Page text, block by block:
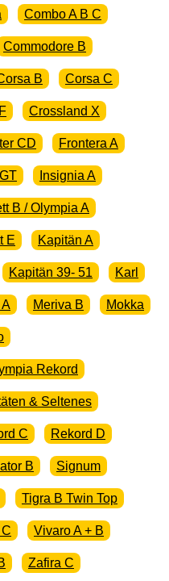
Combo A B C
Commodore B
B Corsa C
Crossland X
CD Frontera A
GT Insignia A
B / Olympia A
E Kapitän A
Kapitän 39- 51 Karl
A Meriva B Mokka
Rekord
& Seltenes
C Rekord D
B Signum
Tigra B Twin Top
Vivaro A + B
Zafira C